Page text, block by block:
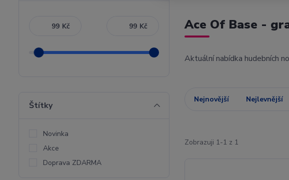
Ace Of Base -
Aktuální nabídka hudebních
Nejnovější Nejlevnější
Zobrazuji 1-1 z 1
Kč Kč
Štítky
Novinka
Akce
Doprava ZDARMA